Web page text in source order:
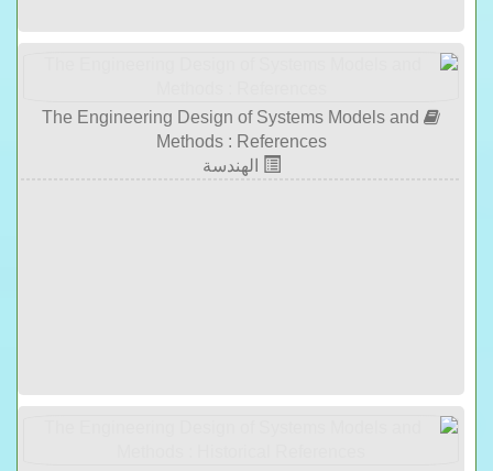
The Engineering Design of Systems Models and
Methods : References
الهندسة